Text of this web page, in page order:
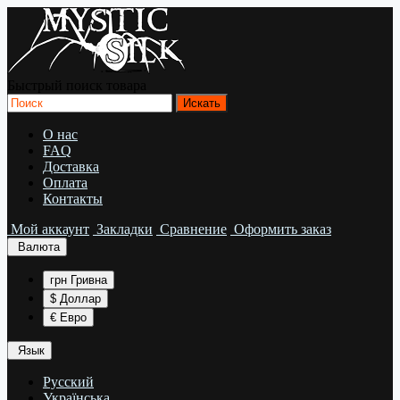
О нас
FAQ
Доставка
Оплата
Контакты
Мой аккаунт Закладки Сравнение Оформить заказ
Валюта
грн Гривна
$ Доллар
€ Евро
Язык
Русский